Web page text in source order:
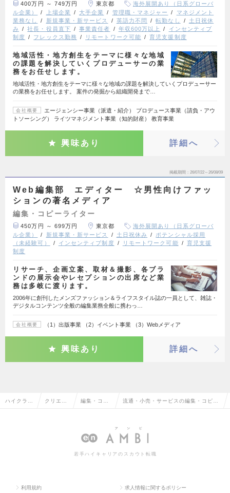
400万円 ～ 749万円 東京都
海外展開あり（日系グローバ
ル企業）
上場企業 大手企業 管理職・マネジャー
マネジメント
業務なし
新規事業・新サービス 英語力不問 転勤なし
土日祝休
み
社長・役員直下 事業責任者 年収600万以上
インセンティブ
制度
フレックス勤務 リモートワーク可能 育児支援制度
地域活性・地方創生をテーマに様々な地域
の課題を解決していくプロデューサーの業
務をお任せします。
地域活性・地方創生をテーマに様々な地域の課題を解決していくプロデューサー
の業務をお任せします。 案件の発掘から組織開発まで…
会社概要
エージェンシー事業（派遣・紹介） プロデュース事業（請負・アウ
トソーシング） ライツマネジメント事業（知的財産） 教育事業
興味あり 詳細へ
掲載期間 26/07/22～26/08/09
Web編集部 エディター ☆男性向けファッ
ションの著名メディア
編集・コピーライター
450万円 ～ 699万円 東京都
海外展開あり（日系グローバ
ル企業）
新規事業・新サービス 土日祝休み
ポテンシャル採用
（未経験可）
インセンティブ制度 リモートワーク可能
育児支援
制度
リサーチ、企画立案、取材＆撮影、各ブラ
ンドの展示会やレセプションの出席など業
務は多岐に渡ります。
2006年に創刊したメンズファッション＆ライフスタイル誌の一員として、雑誌・
デジタルコンテンツ全般の編集業務全般に携わっ…
会社概要 （1）出版事業 （2）イベント事業 （3）Webメディア
興味あり 詳細へ
ハイクラス クリエイ 編集・コピ 流通・小売・サービスの編集・コピー
若手ハイキャリアのスカウト転職
利用規約 求人情報に関するポリシー